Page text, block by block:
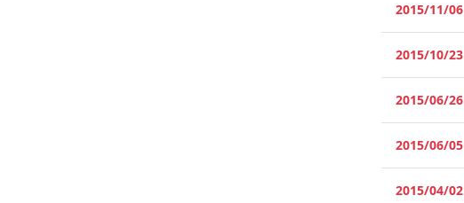
2015/11/06
2015/10/23
2015/06/26
2015/06/05
2015/04/02